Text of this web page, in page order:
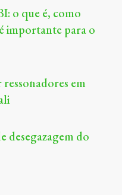
o que é, como
importante para o
em
desegazagem do